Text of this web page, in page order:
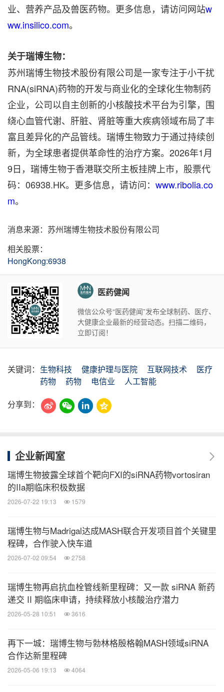
业、营养产品及兽医药物。更多信息，请访问网站w
ww.insilico.com。
关于瑞博生物：
苏州瑞博生物技术股份有限公司是一家专注于小干扰
RNA(siRNA)药物的开发与商业化的全球化生物制药
企业，公司以自主创新的小核酸技术平台为引擎，围
绕心血管代谢、肝脏、肾脏等重大疾病领域布局了丰
富且差异化的产品管线。瑞博生物致力于通过持续创
新，为全球患者提供革命性的治疗方案。2026年1月
9日，瑞博生物于香港联交所主板挂牌上市，股票代
码：06938.HK。更多信息，请访问： www.ribolia.co
m。
消息来源：苏州瑞博生物技术股份有限公司
相关股票：
HongKong:6938
医药健闻
微信公众号“医药健闻”发布全球制药、医疗、
大健康企业最新的经营动态。扫描二维码，
立即订阅！
关键词： 生物科技 健康护理与医院 互联网技术
医疗
药物
药物 电信业
人工智能
分享到：
企业新闻室
瑞博生物披露全球首个靶向FXI的siRNA药物vortosiran
的IIa期临床积极数据
2026-07-22 19:13 1579
瑞博生物与Madrigal达成MASH联合开发项目首个关键里
程碑，合作驶入快车道
2026-07-02 09:54 2758
瑞博生物再启抗血栓管线新里程碑：又一款 siRNA 新药
递交 II 期临床申请，持续释放小核酸治疗潜力
2026-05-28 10:51 3616
再下一城：瑞博生物与勃林格殷格翰MASH领域siRNA
合作达新里程碑
2026-05-06 19:13 4064